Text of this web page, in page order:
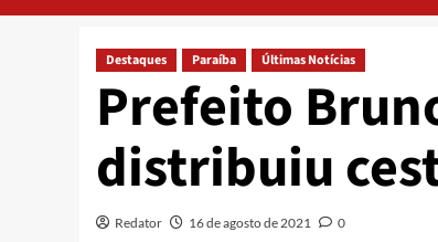
Destaques Paraíba Últimas Notícias
Prefeito
distribuiu
Redator 16 de agosto de 2021 0